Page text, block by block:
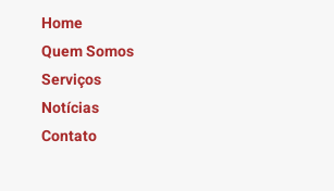
Home
Quem Somos
Serviços
Notícias
Contato